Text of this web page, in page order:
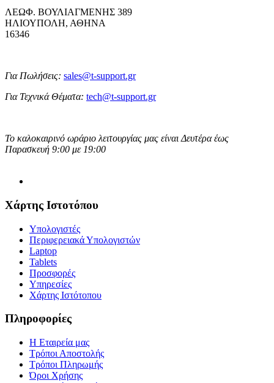
ΛΕΩΦ. ΒΟΥΛΙΑΓΜΕΝΗΣ 389
ΗΛΙΟΥΠΟΛΗ, ΑΘΗΝΑ
16346
Για Πωλήσεις: sales@t-support.gr
Για Τεχνικά Θέματα: tech@t-support.gr
Το καλοκαιρινό ωράριο λειτουργίας μας είναι Δευτέρα έως
Παρασκευή 9:00 με 19:00
Χάρτης Ιστοτόπου
Υπολογιστές
Περιφερειακά Υπολογιστών
Laptop
Tablets
Προσφορές
Υπηρεσίες
Χάρτης Ιστότοπου
Πληροφορίες
Η Εταιρεία μας
Τρόποι Αποστολής
Τρόποι Πληρωμής
Όροι Χρήσης